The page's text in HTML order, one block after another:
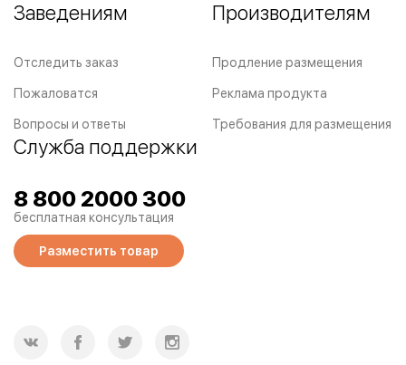
Заведениям
Отследить заказ
Пожаловатся
Вопросы и ответы
Производителям
Продление размещения
Реклама продукта
Требования для размещения
Служба поддержки
8 800 2000 300
бесплатная консультация
Разместить товар